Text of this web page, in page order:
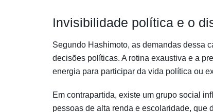
Invisibilidade política e o
Segundo Hashimoto, as demandas dessa
decisões políticas. A rotina exaustiva e a
energia para participar da vida política ou
Em contrapartida, existe um grupo social
pessoas de alta renda e escolaridade, que